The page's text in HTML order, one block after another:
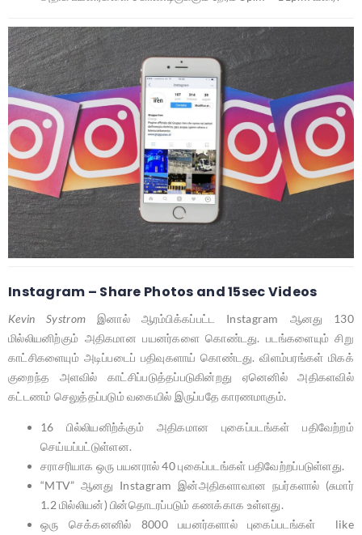
Instagram – Share Photos and 15sec Videos
Kevin Systrom இனால் ஆரம்பிக்கப்பட்ட Instagram ஆனது 130
மில்லியனிற்கும் அதிகமான பயனர்களை கொண்டது. படங்களையும் சிறு
காட்சிகளையும் அடிப்படைப் பதிவுகளாய் கொண்டது. விளம்பரங்கள் மிகக்
குறைந்த அளவில் காட்சிப்படுத்தப்படுகின்றது ஏனெனில் அதிகளவில்
கட்டணம் செலுத்தப்படும் வகையில் இருப்பதே காரணமாகும்.
16 பில்லியனிற்க்கும் அதிகமான புகைப்படங்கள் பதிவேற்றம்
செய்யப்பட்டுள்ளன.
சராசரியாக ஒரு பயனரால் 40 புகைப்படங்கள் பதிவேற்றப்படுள்ளது.
“MTV” ஆனது Instagram இன்அதிகளாவான நபர்களால் (சுமார்
1.2 மில்லியன்) பின்தொடரப்படும் கணக்காக உள்ளது.
ஒரு செக்கனனில் 8000 பயனர்களால் புகைப்படங்கள் like